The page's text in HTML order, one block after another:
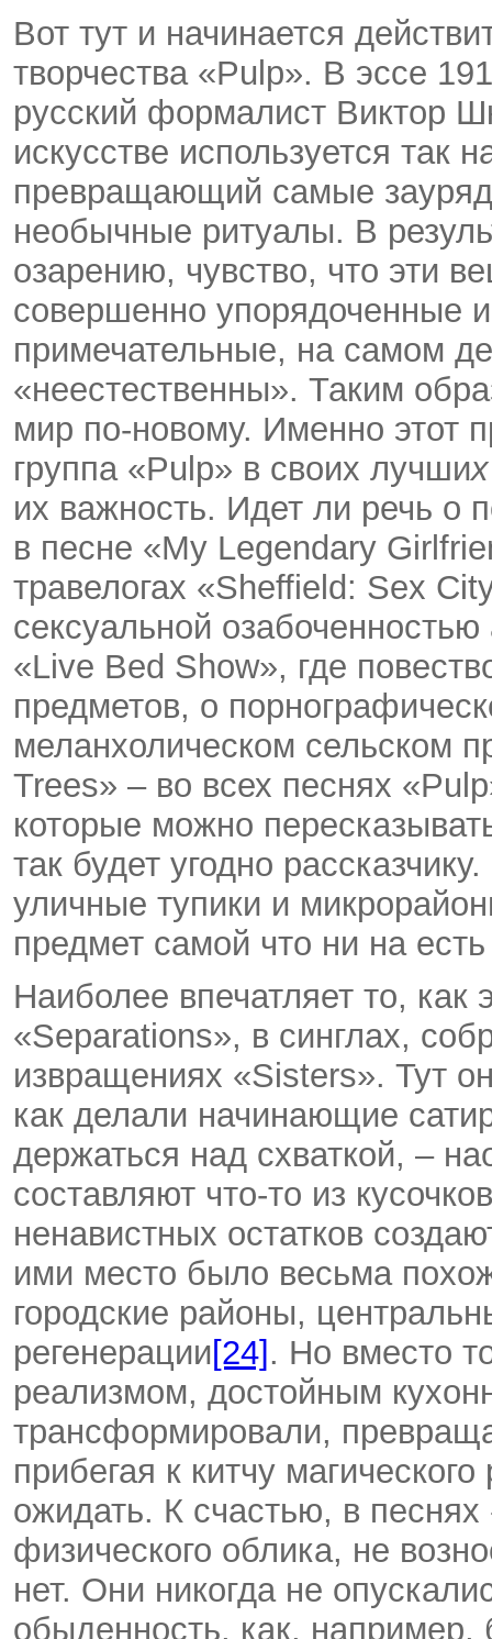
Вот тут и начинается
творчества «Pulp». В эссе
русский формалист Виктор
искусстве используется так
превращающий самые
необычные ритуалы. В
озарению, чувство, что эти
совершенно упорядоченные
примечательные, на самом
«неестественны». Таким
мир по-новому. Именно этот
группа «Pulp» в своих лучши
их важность. Идет ли речь о
в песне «My Legendary
травелогах «Sheffield: Sex
сексуальной
«Live Bed Show», где
предметов, о
меланхолическом сельском
Trees» – во всех песнях
которые можно
так будет угодно
уличные тупики и
предмет самой что ни на
Наиболее впечатляет то,
«Separations», в синглах,
извращениях «Sisters». Тут
как делали начинающие
держаться над схваткой, –
составляют что-то из
ненавистных остатков
ими место было весьма
городские районы,
регенерации[24] . Но вместо
реализмом, достойным
трансформировали,
прибегая к китчу
ожидать. К счастью, в песнях
физического облика, не
нет. Они никогда не
обыденность, как, например,